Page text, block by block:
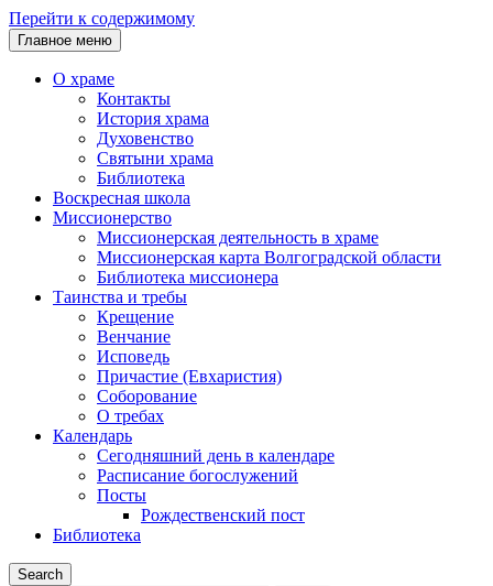
Перейти к содержимому
Главное меню
О храме
Контакты
История храма
Духовенство
Святыни храма
Библиотека
Воскресная школа
Миссионерство
Миссионерская деятельность в храме
Миссионерская карта Волгоградской области
Библиотека миссионера
Таинства и требы
Крещение
Венчание
Исповедь
Причастие (Евхаристия)
Соборование
О требах
Календарь
Сегодняшний день в календаре
Расписание богослужений
Посты
Рождественский пост
Библиотека
Search